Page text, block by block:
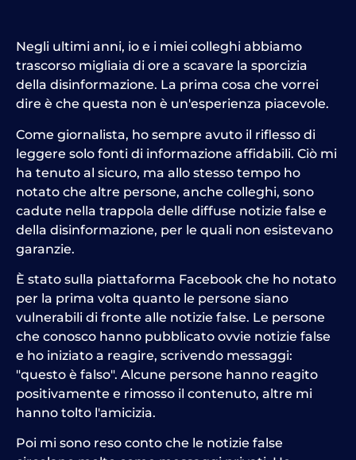
Negli ultimi anni, io e i miei colleghi abbiamo
trascorso migliaia di ore a scavare la sporcizia
della disinformazione. La prima cosa che vorrei
dire è che questa non è un'esperienza piacevole.
Come giornalista, ho sempre avuto il riflesso di
leggere solo fonti di informazione affidabili. Ciò mi
ha tenuto al sicuro, ma allo stesso tempo ho
notato che altre persone, anche colleghi, sono
cadute nella trappola delle diffuse notizie false e
della disinformazione, per le quali non esistevano
garanzie.
È stato sulla piattaforma Facebook che ho notato
per la prima volta quanto le persone siano
vulnerabili di fronte alle notizie false. Le persone
che conosco hanno pubblicato ovvie notizie false
e ho iniziato a reagire, scrivendo messaggi:
"questo è falso". Alcune persone hanno reagito
positivamente e rimosso il contenuto, altre mi
hanno tolto l'amicizia.
Poi mi sono reso conto che le notizie false